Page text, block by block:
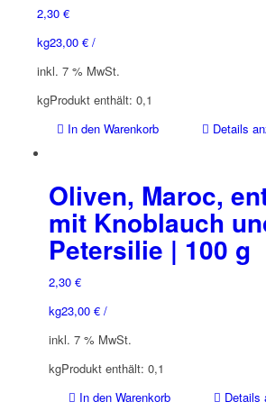
2,30 €
23,00 €/
kg
inkl. 7 % MwSt.
Produkt enthält: 0,1
kg
In den Warenkorb
Details
Oliven, Maroc,
mit Knoblauch
Petersilie | 100 g
2,30 €
23,00 €/
kg
inkl. 7 % MwSt.
Produkt enthält: 0,1
kg
In den Warenkorb
Details